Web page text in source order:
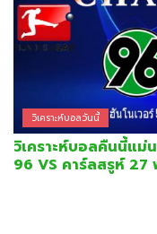
วิเคราะห์บอลวันนี้
วิเคราะห์บอลคืนนี้แม่
96 VS คาร์ลสรูห์